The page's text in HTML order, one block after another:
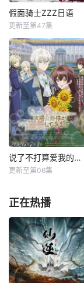
假面骑士ZZZ日语
更新至第47集
说了不打算爱我的公爵继承人，不知为何对我宠爱有加
更新至第06集
正在热播